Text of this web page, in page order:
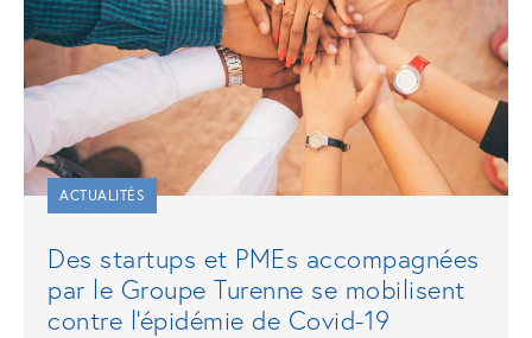
ACTUALITÉS
Des startups et PMEs accompagnées
par le Groupe Turenne se mobilisent
contre l'épidémie de Covid-19